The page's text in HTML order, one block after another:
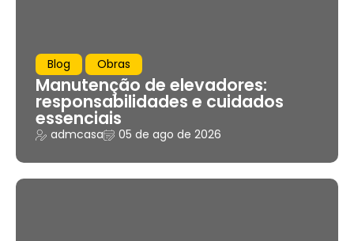
Blog Obras
Manutenção de elevadores:
responsabilidades e cuidados
essenciais
admcasa 05 de ago de 2026